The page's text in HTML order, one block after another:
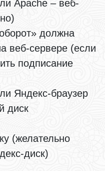
Apache – веб-
должна
веб-сервере (если
подписание
Яндекс-браузер
диск
(желательно
диск)